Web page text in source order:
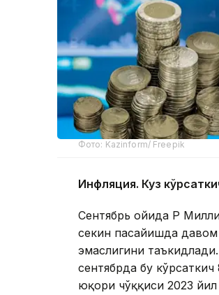
Фото: Kazinform/ Freepik
Инфляция. Куз
Сентябрь ойида ҚР
секин пасайишда давом
эмаслигини
сентябрда бу
юқори чўққиси 2023